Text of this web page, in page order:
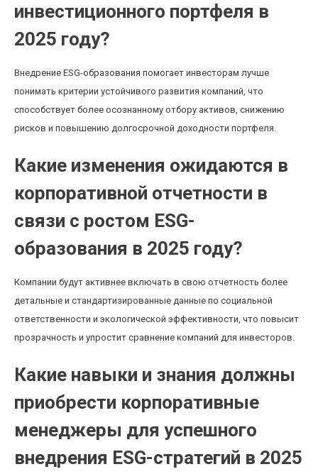
инвестиционного портфеля в
2025 году?
Внедрение ESG-образования помогает инвесторам лучше
понимать критерии устойчивого развития компаний, что
способствует более осознанному отбору активов, снижению
рисков и повышению долгосрочной доходности портфеля.
Какие изменения ожидаются в
корпоративной отчетности в
связи с ростом ESG-
образования в 2025 году?
Компании будут активнее включать в свою отчетность более
детальные и стандартизированные данные по социальной
ответственности и экологической эффективности, что повысит
прозрачность и упростит сравнение компаний для инвесторов.
Какие навыки и знания должны
приобрести корпоративные
менеджеры для успешного
внедрения ESG-стратегий в 2025